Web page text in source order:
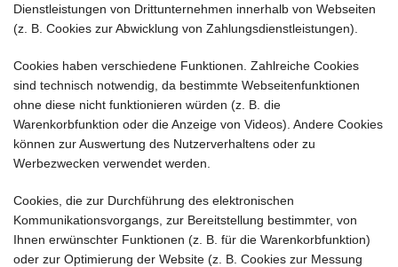
Dienstleistungen von Drittunternehmen innerhalb von Webseiten
(z. B. Cookies zur Abwicklung von Zahlungsdienstleistungen).
Cookies haben verschiedene Funktionen. Zahlreiche Cookies
sind technisch notwendig, da bestimmte Webseitenfunktionen
ohne diese nicht funktionieren würden (z. B. die
Warenkorbfunktion oder die Anzeige von Videos). Andere Cookies
können zur Auswertung des Nutzerverhaltens oder zu
Werbezwecken verwendet werden.
Cookies, die zur Durchführung des elektronischen
Kommunikationsvorgangs, zur Bereitstellung bestimmter, von
Ihnen erwünschter Funktionen (z. B. für die Warenkorbfunktion)
oder zur Optimierung der Website (z. B. Cookies zur Messung